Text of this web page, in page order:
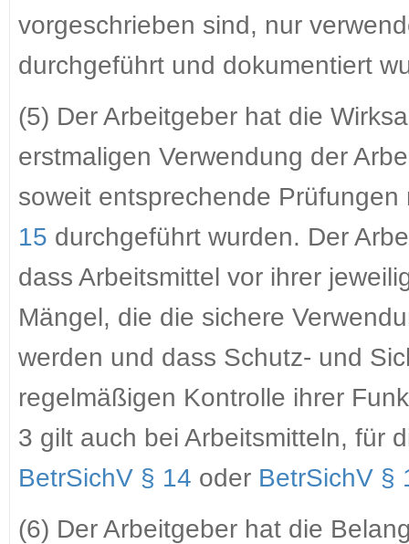
vorgeschrieben sind, nur
durchgeführt und dokumentiert
(5) Der Arbeitgeber hat die
erstmaligen Verwendung der
soweit entsprechende
15 durchgeführt wurden. Der
dass Arbeitsmittel vor ihrer
Mängel, die die sichere
werden und dass Schutz- und
regelmäßigen Kontrolle ihrer
3 gilt auch bei Arbeitsmitteln, für
BetrSichV § 14 oder BetrSichV §
(6) Der Arbeitgeber hat die